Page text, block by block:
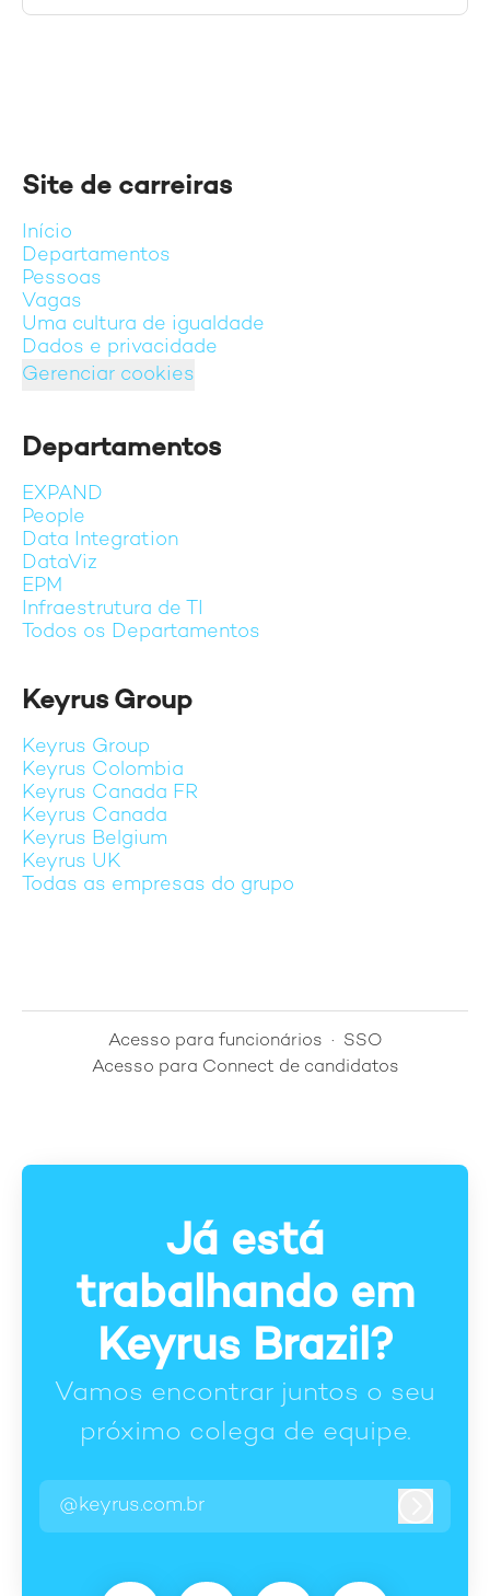
Site de carreiras
Início
Departamentos
Pessoas
Vagas
Uma cultura de igualdade
Dados e privacidade
Gerenciar cookies
Departamentos
EXPAND
People
Data Integration
DataViz
EPM
Infraestrutura de TI
Todos os Departamentos
Keyrus Group
Keyrus Group
Keyrus Colombia
Keyrus Canada FR
Keyrus Canada
Keyrus Belgium
Keyrus UK
Todas as empresas do grupo
Acesso para funcionários · SSO
Acesso para Connect de candidatos
Já está
trabalhando em
Keyrus Brazil?
Vamos encontrar juntos o seu
próximo colega de equipe.
@keyrus.com.br